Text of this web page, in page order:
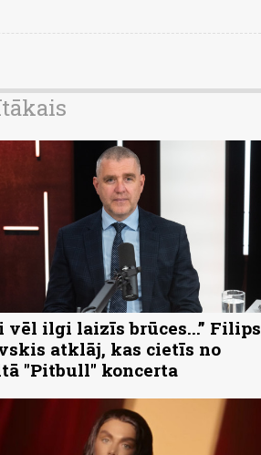
vēl ilgi laizīs brūces...” Filips
atklāj, kas cietīs no
"Pitbull" koncerta